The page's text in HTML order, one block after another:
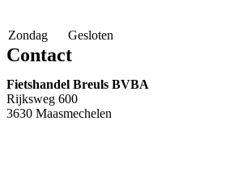
Zondag Gesloten
Contact
Fietshandel Breuls BVBA
Rijksweg 600
3630 Maasmechelen